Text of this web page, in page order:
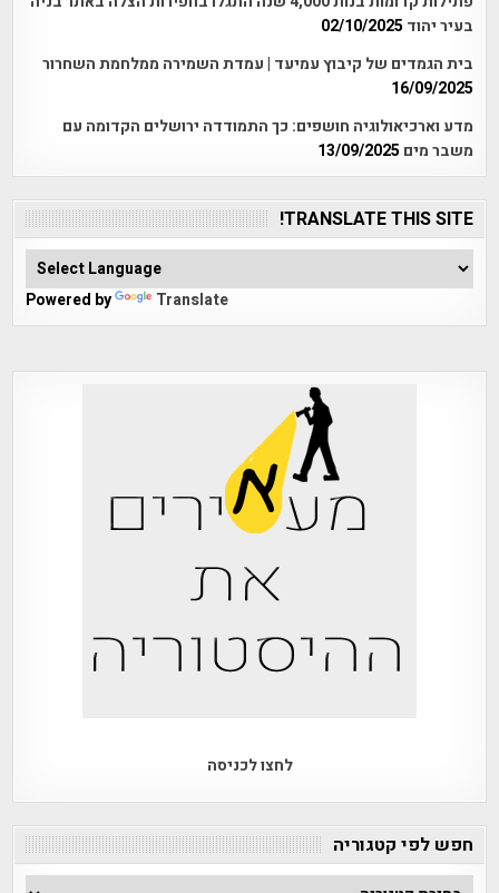
בעיר יהוד 02/10/2025
בית הגמדים של קיבוץ עמיעד | עמדת השמירה ממלחמת השחרור
16/09/2025
מדע וארכיאולוגיה חושפים: כך התמודדה ירושלים הקדומה עם
משבר מים 13/09/2025
TRANSLATE THIS SITE!
Powered by Translate
לחצו לכניסה
חפש לפי קטגוריה
חפש